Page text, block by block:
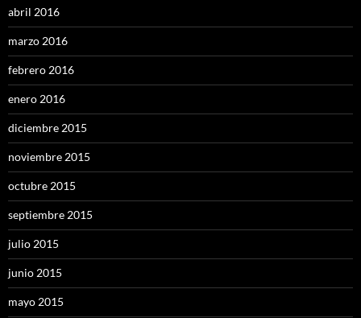
abril 2016
marzo 2016
febrero 2016
enero 2016
diciembre 2015
noviembre 2015
octubre 2015
septiembre 2015
julio 2015
junio 2015
mayo 2015